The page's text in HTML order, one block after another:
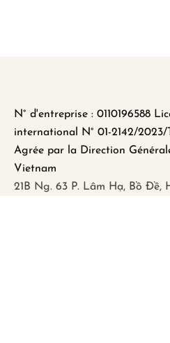
N° d'entreprise : 0110196588
international N° 01-2142/2023/
Agrée par la Direction
Vietnam
21B Ng. 63 P. Lâm Hạ, Bồ Đề,